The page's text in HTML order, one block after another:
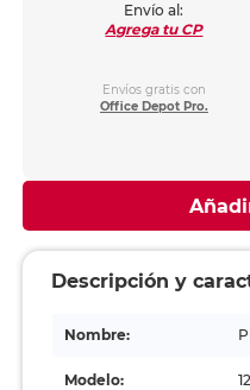
Envío al:
Agrega tu CP
Envíos gratis con
Office Depot Pro.
Descripción y
Nombre:
Modelo: